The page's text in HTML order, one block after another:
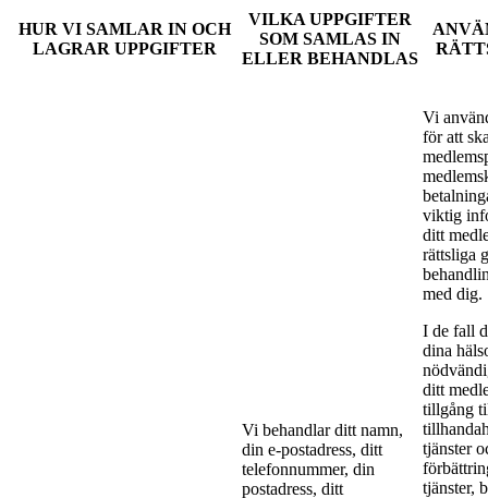
HUR VI SAMLAR IN OCH
LAGRAR UPPGIFTER
VILKA UPPGIFTER
SOM SAMLAS IN
ELLER BEHANDLAS
Vi behandlar ditt namn,
din e-postadress, ditt
telefonnummer, din
postadress, ditt
Vi
för att
viktig
ditt
rättsliga
med dig.
I de fall
dina
ditt
tillgång
tjänster
tjänster,